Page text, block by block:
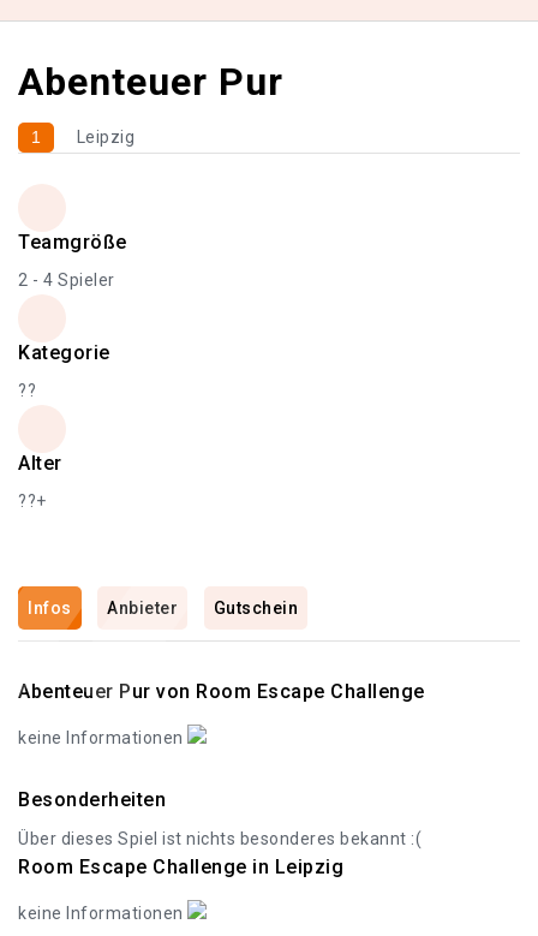
Abenteuer Pur
1 Leipzig
Teamgröße
2 - 4 Spieler
Kategorie
??
Alter
??+
Infos Anbieter Gutschein
Abenteuer Pur von Room Escape Challenge
keine Informationen
Besonderheiten
Über dieses Spiel ist nichts besonderes bekannt :(
Room Escape Challenge in Leipzig
keine Informationen